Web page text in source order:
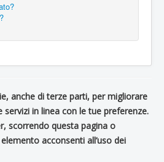
anche di terze parti, per migliorare
in linea con le tue preferenze.
scorrendo questa pagina o
acconsenti all’uso dei